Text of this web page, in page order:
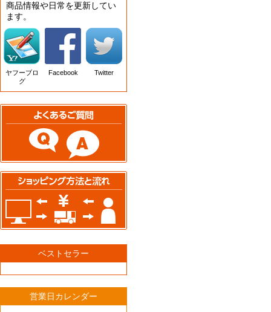
商品情報や日常を更新してい
ます。
ヤフーブロ
グ
Facebook Twitter
ベストセラー
営業日カレンダー